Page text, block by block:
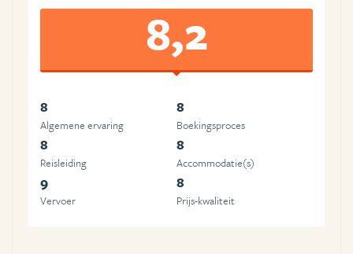
8,2
8
Algemene ervaring
8
Boekingsproces
8
Reisleiding
8
Accommodatie(s)
9
Vervoer
8
Prijs-kwaliteit